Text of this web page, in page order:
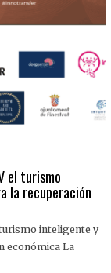
el turismo
la recuperación
inteligente y
económica La